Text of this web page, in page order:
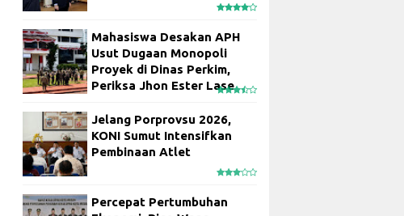
Mahasiswa Desakan APH
Usut Dugaan Monopoli
Proyek di Dinas Perkim,
Periksa Jhon Ester Lase
Jelang Porprovsu 2026,
KONI Sumut Intensifkan
Pembinaan Atlet
Percepat Pertumbuhan